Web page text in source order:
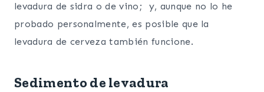
levadura de sidra o de vino; y, aunque no lo he
probado personalmente, es posible que la
levadura de cerveza también funcione.
Sedimento de levadura